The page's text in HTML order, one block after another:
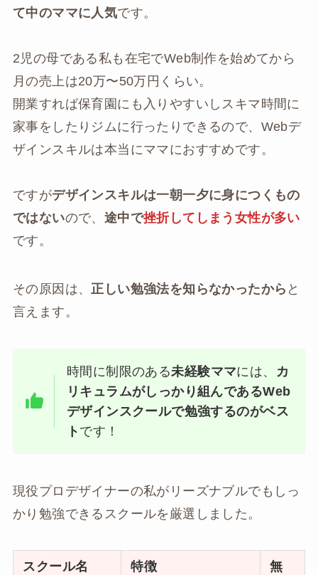
て中のママに人気です。
2児の母である私も在宅でWeb制作を始めてから
月の売上は20万〜50万円くらい。
開業すれば保育園にも入りやすいしスキマ時間に
家事をしたりジムに行ったりできるので、Webデ
ザインスキルは本当にママにおすすめです。
ですがデザインスキルは一朝一夕に身につくもの
ではないので、 途中で挫折してしまう女性が多い
です。
その原因は、正しい勉強法を知らなかったから と
言えます。
時間に制限のある未経験ママには、
カ
リキュラムがしっかり組んであ るWeb
デザインスクールで勉強するのがベス
ト です！
現役プロデザイナーの私がリーズナブルでもしっ
かり勉強できるスクールを厳選しました。
スクール名 特徴
無